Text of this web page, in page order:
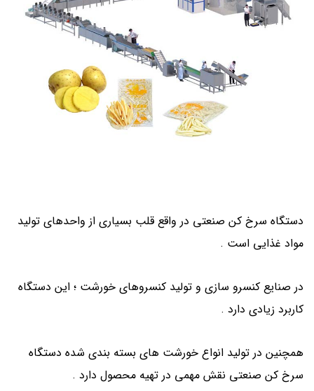
دستگاه سرخ کن صنعتی در واقع قلب بسیاری از واحدهای تولید
مواد غذایی است .
در صنایع کنسرو سازی و تولید کنسروهای خورشت ؛ این دستگاه
کاربرد زیادی دارد .
همچنین در تولید انواع خورشت های بسته بندی شده دستگاه
سرخ کن صنعتی نقش مهمی در تهیه محصول دارد .